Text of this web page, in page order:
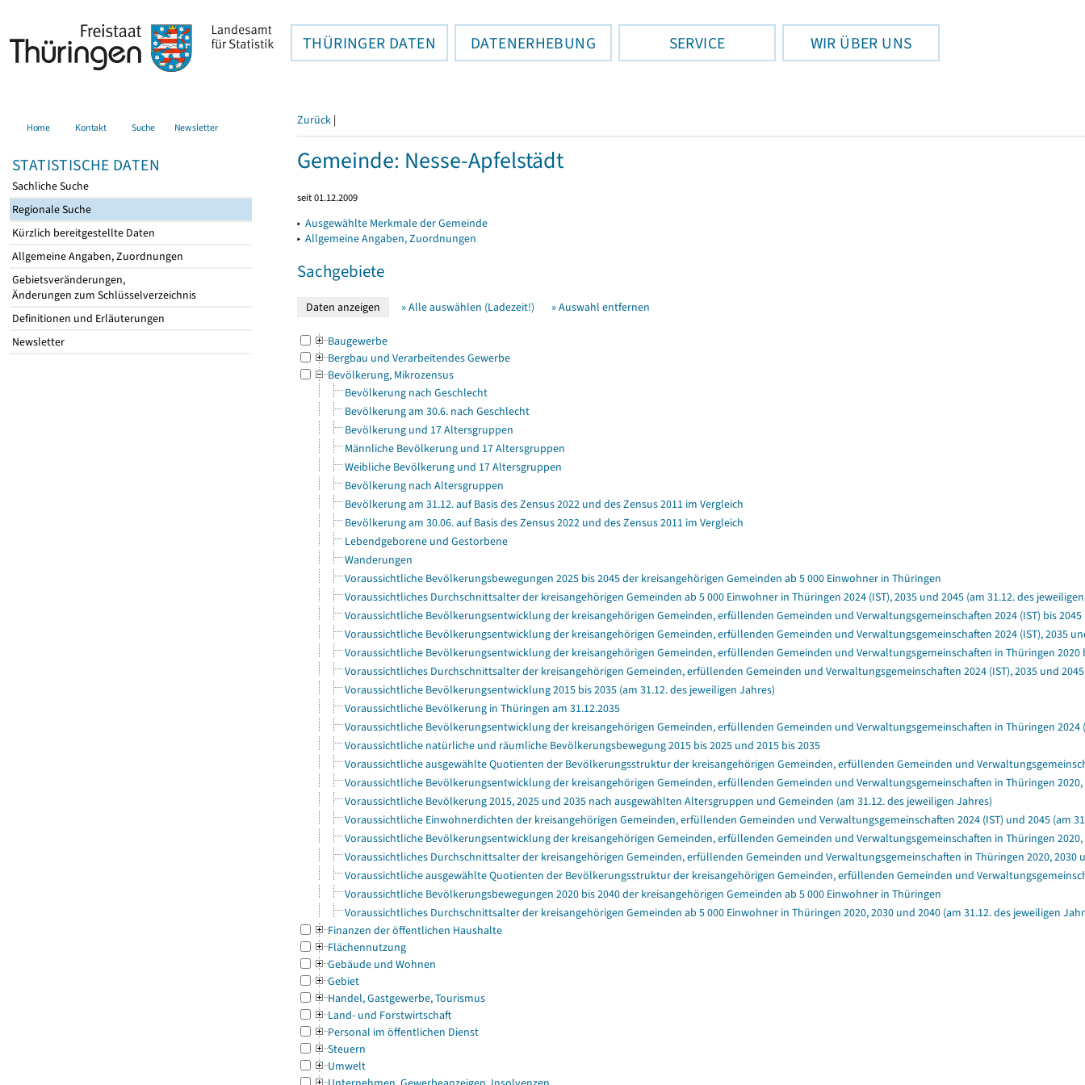
THÜRINGER DATEN DATENERHEBUNG SERVICE WIR ÜBER UNS
Home Kontakt Suche Newsletter
STATISTISCHE DATEN
Sachliche Suche
Regionale Suche
Kürzlich bereitgestellte Daten
Allgemeine Angaben, Zuordnungen
Gebietsveränderungen,
Änderungen zum Schlüsselverzeichnis
Definitionen und Erläuterungen
Newsletter
Zurück |
Gemeinde: Nesse-Apfelstädt
seit 01.12.2009
▸ Ausgewählte Merkmale der Gemeinde
▸ Allgemeine Angaben, Zuordnungen
Sachgebiete
» Alle auswählen (Ladezeit!) » Auswahl entfernen
Baugewerbe
Bergbau und Verarbeitendes Gewerbe
Bevölkerung, Mikrozensus
Bevölkerung nach Geschlecht
Bevölkerung am 30.6. nach Geschlecht
Bevölkerung und 17 Altersgruppen
Männliche Bevölkerung und 17 Altersgruppen
Weibliche Bevölkerung und 17 Altersgruppen
Bevölkerung nach Altersgruppen
Bevölkerung am 31.12. auf Basis des Zensus 2022 und des Zensus 2011 im Vergleich
Bevölkerung am 30.06. auf Basis des Zensus 2022 und des Zensus 2011 im Vergleich
Lebendgeborene und Gestorbene
Wanderungen
Voraussichtliche Bevölkerungsbewegungen 2025 bis 2045 der kreisangehörigen Gemeinden ab 5 000 Einwohner in Thüringen
Voraussichtliches Durchschnittsalter der kreisangehörigen Gemeinden ab 5 000 Einwohner in Thüringen 2024 (IST), 2035 und 2045 (am 31.12. des
Voraussichtliche Bevölkerungsentwicklung der kreisangehörigen Gemeinden, erfüllenden Gemeinden und Verwaltungsgemeinschaften 2024 (IST) bis
Voraussichtliche Bevölkerungsentwicklung der kreisangehörigen Gemeinden, erfüllenden Gemeinden und Verwaltungsgemeinschaften 2024 (IST), 2035
Voraussichtliche Bevölkerungsentwicklung der kreisangehörigen Gemeinden, erfüllenden Gemeinden und Verwaltungsgemeinschaften in Thüringen 2020
Voraussichtliches Durchschnittsalter der kreisangehörigen Gemeinden, erfüllenden Gemeinden und Verwaltungsgemeinschaften 2024 (IST), 2035 und
Voraussichtliche Bevölkerungsentwicklung 2015 bis 2035 (am 31.12. des jeweiligen Jahres)
Voraussichtliche Bevölkerung in Thüringen am 31.12.2035
Voraussichtliche Bevölkerungsentwicklung der kreisangehörigen Gemeinden, erfüllenden Gemeinden und Verwaltungsgemeinschaften in Thüringen
Voraussichtliche natürliche und räumliche Bevölkerungsbewegung 2015 bis 2025 und 2015 bis 2035
Voraussichtliche ausgewählte Quotienten der Bevölkerungsstruktur der kreisangehörigen Gemeinden, erfüllenden Gemeinden und
Voraussichtliche Bevölkerungsentwicklung der kreisangehörigen Gemeinden, erfüllenden Gemeinden und Verwaltungsgemeinschaften in Thüringen
Voraussichtliche Bevölkerung 2015, 2025 und 2035 nach ausgewählten Altersgruppen und Gemeinden (am 31.12. des jeweiligen Jahres)
Voraussichtliche Einwohnerdichten der kreisangehörigen Gemeinden, erfüllenden Gemeinden und Verwaltungsgemeinschaften 2024 (IST) und 2045 (am
Voraussichtliche Bevölkerungsentwicklung der kreisangehörigen Gemeinden, erfüllenden Gemeinden und Verwaltungsgemeinschaften in Thüringen 2020,
Voraussichtliches Durchschnittsalter der kreisangehörigen Gemeinden, erfüllenden Gemeinden und Verwaltungsgemeinschaften in Thüringen 2020, 2030
Voraussichtliche ausgewählte Quotienten der Bevölkerungsstruktur der kreisangehörigen Gemeinden, erfüllenden Gemeinden und
Voraussichtliche Bevölkerungsbewegungen 2020 bis 2040 der kreisangehörigen Gemeinden ab 5 000 Einwohner in Thüringen
Voraussichtliches Durchschnittsalter der kreisangehörigen Gemeinden ab 5 000 Einwohner in Thüringen 2020, 2030 und 2040 (am 31.12. des jeweiligen
Finanzen der öffentlichen Haushalte
Flächennutzung
Gebäude und Wohnen
Gebiet
Handel, Gastgewerbe, Tourismus
Land- und Forstwirtschaft
Personal im öffentlichen Dienst
Steuern
Umwelt